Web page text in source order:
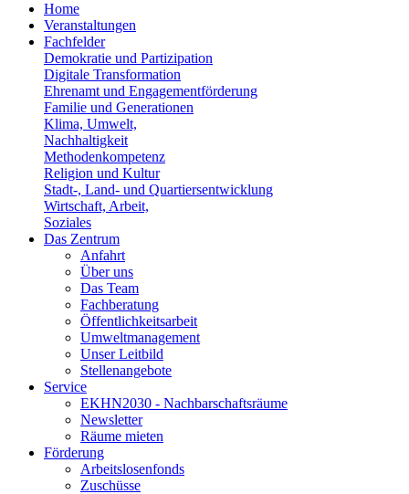
Home
Veranstaltungen
Fachfelder
Demokratie und Partizipation
Digitale Transformation
Ehrenamt und Engagementförderung
Familie und Generationen
Klima, Umwelt,
Nachhaltigkeit
Methodenkompetenz
Religion und Kultur
Stadt-, Land- und Quartiersentwicklung
Wirtschaft, Arbeit,
Soziales
Das Zentrum
Anfahrt
Über uns
Das Team
Fachberatung
Öffentlichkeitsarbeit
Umweltmanagement
Unser Leitbild
Stellenangebote
Service
EKHN2030 - Nachbarschaftsräume
Newsletter
Räume mieten
Förderung
Arbeitslosenfonds
Zuschüsse